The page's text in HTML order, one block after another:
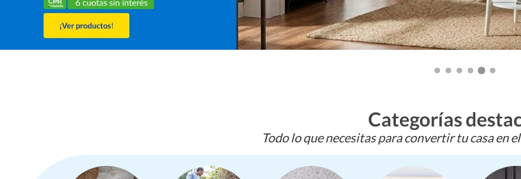
Categorías
Todo lo que necesitas para convertir tu casa en